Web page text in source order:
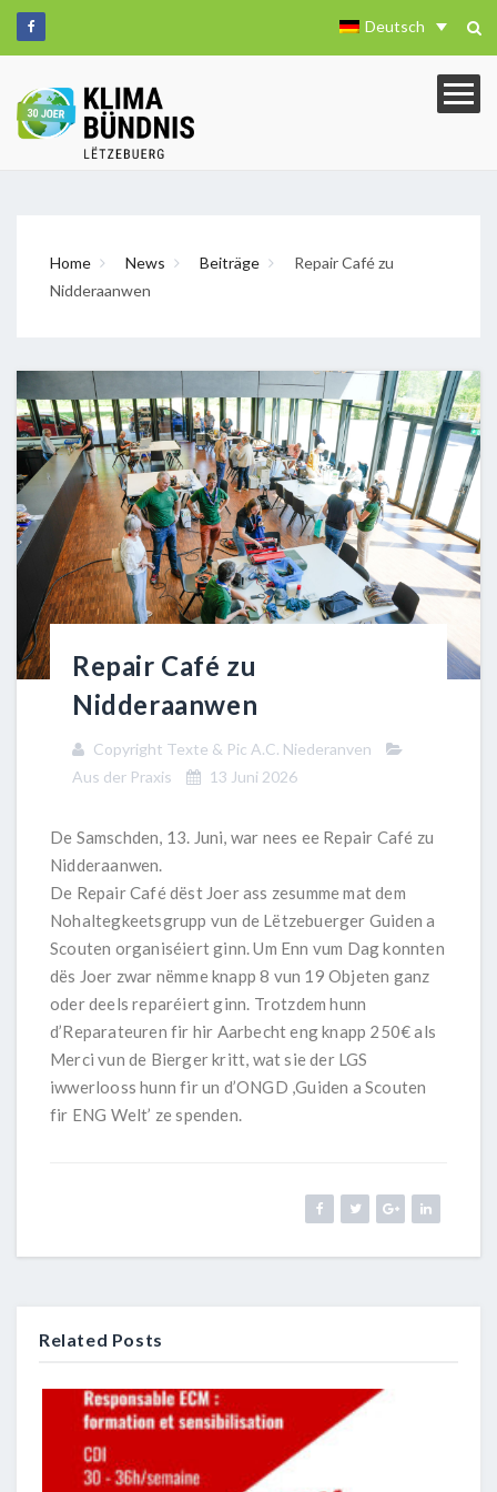
Deutsch
Home News Beiträge
Repair Café zu
Nidderaanwen
Repair Café zu
Nidderaanwen
Copyright Texte & Pic A.C. Niederanven
Aus der Praxis
13 Juni 2026
De Samschden, 13. Juni, war nees ee Repair Café zu
Nidderaanwen.
De Repair Café dëst Joer ass zesumme mat dem
Nohaltegkeetsgrupp vun de Lëtzebuerger Guiden a
Scouten organiséiert ginn. Um Enn vum Dag konnten
dës Joer zwar nëmme knapp 8 vun 19 Objeten ganz
oder deels reparéiert ginn. Trotzdem hunn
d’Reparateuren fir hir Aarbecht eng knapp 250€ als
Merci vun de Bierger kritt, wat sie der LGS
iwwerlooss hunn fir un d’ONGD ,Guiden a Scouten
fir ENG Welt’ ze spenden.
Related Posts